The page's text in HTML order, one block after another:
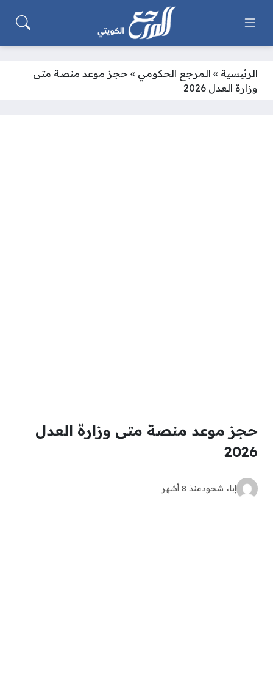
الرئيسية » المرجع الحكومي » حجز موعد منصة متى
وزارة العدل 2026
حجز موعد منصة متى وزارة العدل
2026
إباء شحودمنذ 8 أشهر